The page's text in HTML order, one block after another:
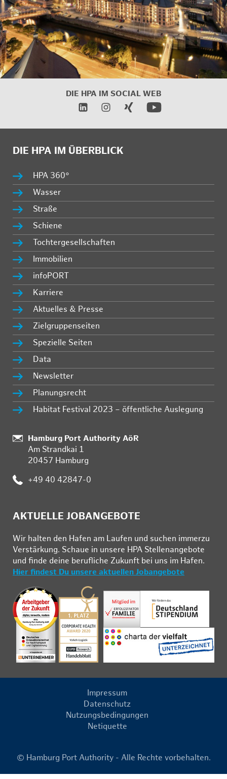
DIE HPA IM SOCIAL WEB
DIE HPA IM ÜBERBLICK
HPA 360°
Wasser
Straße
Schiene
Tochtergesellschaften
Immobilien
infoPORT
Karriere
Aktuelles & Presse
Zielgruppenseiten
Spezielle Seiten
Data
Newsletter
Planungsrecht
Habitat Festival 2023 – öffentliche Auslegung
Standort:
Hamburg Port Authority AöR
Am Strandkai 1
20457 Hamburg
Telefon:
+49 40 42847-0
AKTUELLE JOBANGEBOTE
Wir hal­ten den Ha­fen am Lau­fen und su­chen im­mer­zu
Ver­stär­kung. Schau­e in un­se­re HPA Stel­len­an­ge­bo­te
und fin­de deine be­ruf­li­che Zu­kunft bei uns im Ha­fen.
Hier findest Du unsere aktuellen Jobangebote
Impressum
Datenschutz
Nutzungsbedingungen
Netiquette
© Hamburg Port Authority - Alle Rechte vorbehalten.